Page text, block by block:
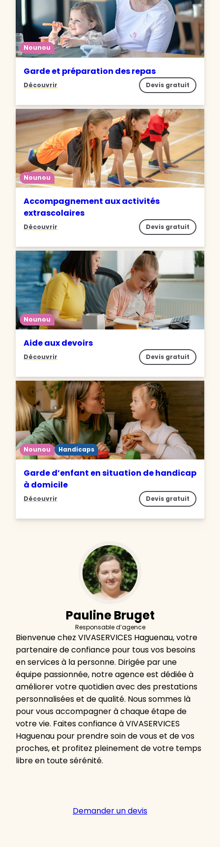
Nounou
Garde et préparation des repas
Découvrir Devis gratuit
Nounou
Accompagnement aux activités
extrascolaires
Découvrir Devis gratuit
Nounou
Aide aux devoirs
Découvrir Devis gratuit
Nounou Handicaps
Garde d’enfant en situation de handicap
à domicile
Découvrir Devis gratuit
Pauline Bruget
Responsable d’agence
Bienvenue chez VIVASERVICES Haguenau, votre
partenaire de confiance pour tous vos besoins
en services à la personne. Dirigée par une
équipe passionnée, notre agence est dédiée à
améliorer votre quotidien avec des prestations
personnalisées et de qualité. Nous sommes là
pour vous accompagner à chaque étape de
votre vie. Faites confiance à VIVASERVICES
Haguenau pour prendre soin de vous et de vos
proches, et profitez pleinement de votre temps
libre en toute sérénité.
Demander un devis